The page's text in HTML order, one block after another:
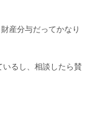
ってかなり
談したら賛